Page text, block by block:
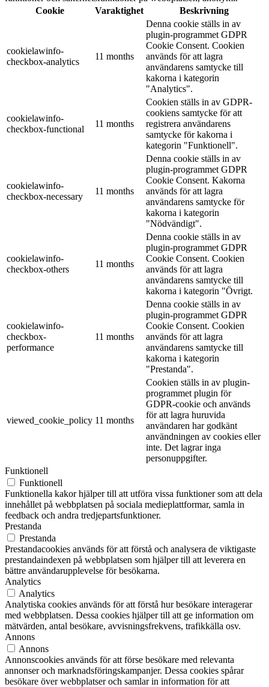
Cookie
Varaktighet Beskrivning
cookielawinfo-
checkbox-analytics
11 months
Denna cookie ställs in av
plugin-programmet GDPR
Cookie Consent. Cookien
används för att lagra
användarens samtycke till
kakorna i kategorin
"Analytics".
cookielawinfo-
checkbox-functional
11 months
Cookien ställs in av GDPR-
cookiens samtycke för att
registrera användarens
samtycke för kakorna i
kategorin "Funktionell".
cookielawinfo-
checkbox-necessary
11 months
Denna cookie ställs in av
plugin-programmet GDPR
Cookie Consent. Kakorna
används för att lagra
användarens samtycke för
kakorna i kategorin
"Nödvändigt".
cookielawinfo-
checkbox-others
11 months
Denna cookie ställs in av
plugin-programmet GDPR
Cookie Consent. Cookien
används för att lagra
användarens samtycke till
kakorna i kategorin "Övrigt.
cookielawinfo-
checkbox-
performance
11 months
Denna cookie ställs in av
plugin-programmet GDPR
Cookie Consent. Cookien
används för att lagra
användarens samtycke till
kakorna i kategorin
"Prestanda".
viewed_cookie_policy 11 months
Cookien ställs in av plugin-
programmet plugin för
GDPR-cookie och används
för att lagra huruvida
användaren har godkänt
användningen av cookies eller
inte. Det lagrar inga
personuppgifter.
Funktionell
Funktionell
Funktionella kakor hjälper till att utföra vissa funktioner som att dela
innehållet på webbplatsen på sociala medieplattformar, samla in
feedback och andra tredjepartsfunktioner.
Prestanda
Prestanda
Prestandacookies används för att förstå och analysera de viktigaste
prestandaindexen på webbplatsen som hjälper till att leverera en
bättre användarupplevelse för besökarna.
Analytics
Analytics
Analytiska cookies används för att förstå hur besökare interagerar
med webbplatsen. Dessa cookies hjälper till att ge information om
mätvärden, antal besökare, avvisningsfrekvens, trafikkälla osv.
Annons
Annons
Annonscookies används för att förse besökare med relevanta
annonser och marknadsföringskampanjer. Dessa cookies spårar
besökare över webbplatser och samlar in information för att